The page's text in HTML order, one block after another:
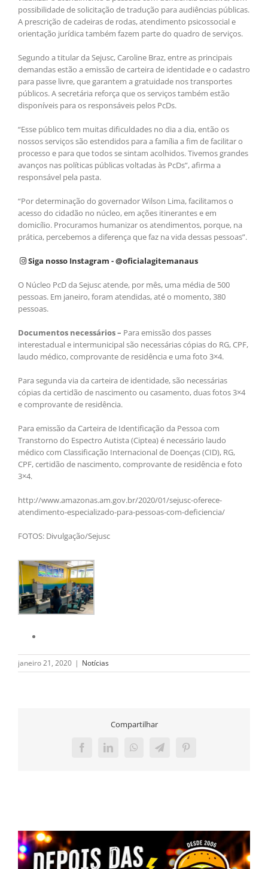
possibilidade de solicitação de tradução para audiências públicas.
A prescrição de cadeiras de rodas, atendimento psicossocial e
orientação jurídica também fazem parte do quadro de serviços.
Segundo a titular da Sejusc, Caroline Braz, entre as principais
demandas estão a emissão de carteira de identidade e o cadastro
para passe livre, que garantem a gratuidade nos transportes
públicos. A secretária reforça que os serviços também estão
disponíveis para os responsáveis pelos PcDs.
“Esse público tem muitas dificuldades no dia a dia, então os
nossos serviços são estendidos para a família a fim de facilitar o
processo e para que todos se sintam acolhidos. Tivemos grandes
avanços nas políticas públicas voltadas às PcDs”, afirma a
responsável pela pasta.
“Por determinação do governador Wilson Lima, facilitamos o
acesso do cidadão no núcleo, em ações itinerantes e em
domicílio. Procuramos humanizar os atendimentos, porque, na
prática, percebemos a diferença que faz na vida dessas pessoas”.
Siga nosso Instagram - @oficialagitemanaus
O Núcleo PcD da Sejusc atende, por mês, uma média de 500
pessoas. Em janeiro, foram atendidas, até o momento, 380
pessoas.
Documentos necessários – Para emissão dos passes
interestadual e intermunicipal são necessárias cópias do RG, CPF,
laudo médico, comprovante de residência e uma foto 3×4.
Para segunda via da carteira de identidade, são necessárias
cópias da certidão de nascimento ou casamento, duas fotos 3×4
e comprovante de residência.
Para emissão da Carteira de Identificação da Pessoa com
Transtorno do Espectro Autista (Ciptea) é necessário laudo
médico com Classificação Internacional de Doenças (CID), RG,
CPF, certidão de nascimento, comprovante de residência e foto
3×4.
http://www.amazonas.am.gov.br/2020/01/sejusc-oferece-
atendimento-especializado-para-pessoas-com-deficiencia/
FOTOS: Divulgação/Sejusc
janeiro 21, 2020 | Notícias
Compartilhar
FacebookLinkedInWhatsAppTelegramPinterest